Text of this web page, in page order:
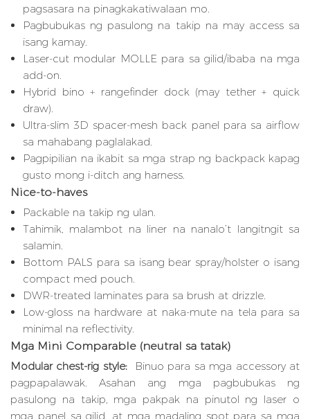
pagsasara na pinagkakatiwalaan mo.
Pagbubukas ng pasulong na takip na may access sa
isang kamay.
Laser-cut modular MOLLE para sa gilid/ibaba na mga
add-on.
Hybrid bino + rangefinder dock (may tether + quick
draw).
Ultra-slim 3D spacer-mesh back panel para sa airflow
sa mahabang paglalakad.
Pagpipilian na ikabit sa mga strap ng backpack kapag
gusto mong i-ditch ang harness.
Nice-to-haves
Packable na takip ng ulan.
Tahimik, malambot na liner na nanalo’t langitngit sa
salamin.
Bottom PALS para sa isang bear spray/holster o isang
compact med pouch.
DWR-treated laminates para sa brush at drizzle.
Low-gloss na hardware at naka-mute na tela para sa
minimal na reflectivity.
Mga Mini Comparable (neutral sa tatak)
Modular chest-rig style:
Binuo para sa mga accessory at
pagpapalawak. Asahan ang mga pagbubukas ng
pasulong na takip, mga pakpak na pinutol ng laser o
mga panel sa gilid, at mga madaling spot para sa mga